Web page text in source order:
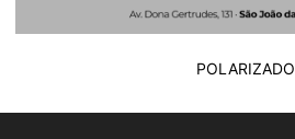
POLARIZADO